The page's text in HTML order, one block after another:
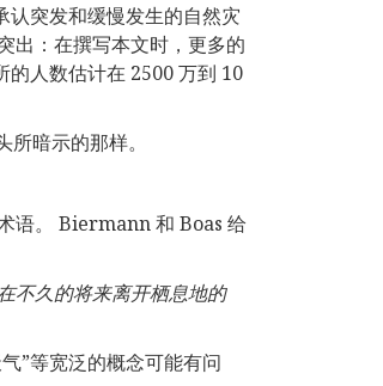
认突发和缓慢发生的自然灾
出：在撰写本文时，更多的
的人数估计在 2500 万到 10
暗示的那样。
语。 Biermann 和 Boas 给
不久的将来离开栖息地的
”等宽泛的概念可能有问